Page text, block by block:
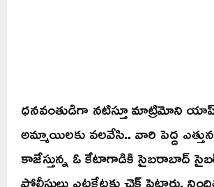
ధనవంతుడిగా నటిస్తూ మాట్రిమోని
అమ్మాయిలకు వలవేసి.. వారి పెద్ద ఎత్తున
కాజేస్తున్న ఓ కేటాగాడికి సైబరాబాద్